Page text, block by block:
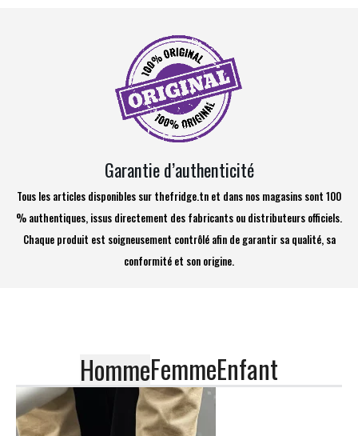
Garantie d’authenticité
Tous les articles disponibles sur thefridge.tn et dans nos magasins sont 100
% authentiques, issus directement des fabricants ou distributeurs officiels.
Chaque produit est soigneusement contrôlé afin de garantir sa qualité, sa
conformité et son origine.
HommeFemmeEnfant